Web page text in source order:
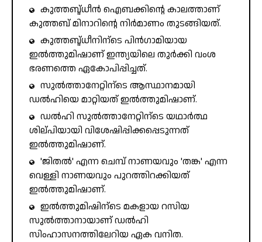
കുത്തബ്ദ്ധീൻ ഐബക്കിന്റെ കാലത്താണ്
കുത്തബ് മിനാറിന്റെ നിർമാണം തുടങ്ങിയത്.
കുത്തബ്ദ്ധീനിന്ടെ പിൻഗാമിയായ
ഇൽത്തുമിഷാണ് ഇന്ത്യയിലെ തുർക്കി വംശ
ഭരണത്തെ ഏകോപിപ്പിച്ചത്.
സുൽത്താനേറ്റിന്ടെ ആസ്ഥാനമായി
ഡൽഹിയെ മാറ്റിയത് ഇൽത്തുമിഷാണ്.
ഡൽഹി സുൽത്താനേറ്റിന്ടെ യഥാർത്ഥ
ശില്പിയായി വിശേഷിപ്പിക്കപ്പെടുന്നത്
ഇൽത്തുമിഷാണ്.
'ജിതൽ' എന്ന ചെമ്പ് നാണയവും 'തങ്ക' എന്ന
വെള്ളി നാണയവും പുറത്തിറക്കിയത്
ഇൽത്തുമിഷാണ്.
ഇൽത്തുമിഷിന്ടെ മകളായ റസിയ
സുൽത്താനായാണ് ഡൽഹി
സിംഹാസനത്തിലേറിയ ഏക വനിത.